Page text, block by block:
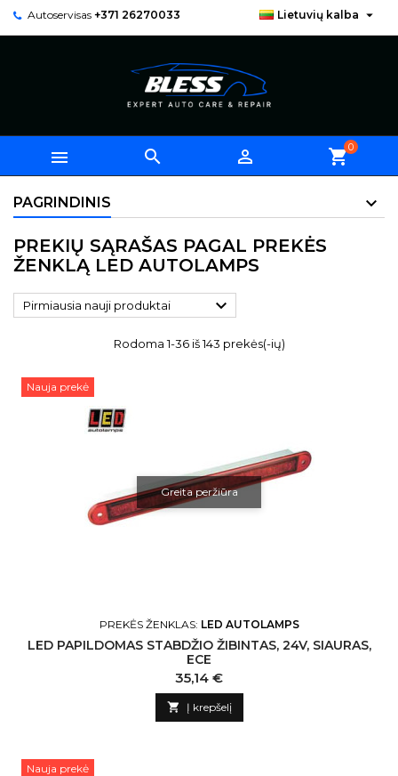
Autoservisas +371 26270033 Lietuvių kalba 
   shopping_cart0
PAGRINDINIS
PREKIŲ SĄRAŠAS PAGAL PREKĖS
ŽENKLĄ LED AUTOLAMPS
Pirmiausia nauji produktai 
Rodoma 1-36 iš 143 prekės(-ių)
Nauja prekė
Greita peržiūra
PREKĖS ŽENKLAS: LED AUTOLAMPS
LED PAPILDOMAS STABDŽIO ŽIBINTAS, 24V, SIAURAS,
ECE
Kaina
35,14 €
 Į krepšelį
Nauja prekė